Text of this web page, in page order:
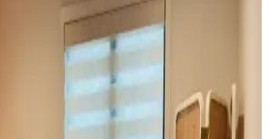
Rahat Koltuk Yerleşimi
rahat koltukların yerleşimi ve
ile estetiğin dengelenmesi önemlidir.
aksesuar kullanımı mekânı hem konforlu